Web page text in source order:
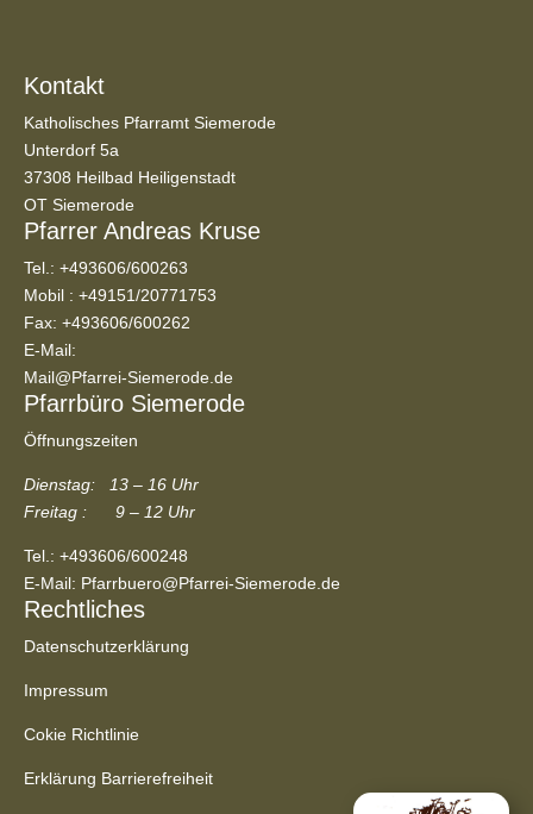
Kontakt
Katholisches Pfarramt Siemerode
Unterdorf 5a
37308 Heilbad Heiligenstadt
OT Siemerode
Pfarrer Andreas Kruse
Tel.:+493606/600263
Mobil :+49151/20771753
Fax: +493606/600262
E-Mail:
Mail@Pfarrei-Siemerode.de
Pfarrbüro Siemerode
Öffnungszeiten
Dienstag: 13 – 16 Uhr
Freitag : 9 – 12 Uhr
Tel.:+493606/600248
E-Mail: Pfarrbuero@Pfarrei-Siemerode.de
Rechtliches
Datenschutzerklärung
Impressum
Cokie Richtlinie
Erklärung Barrierefreiheit